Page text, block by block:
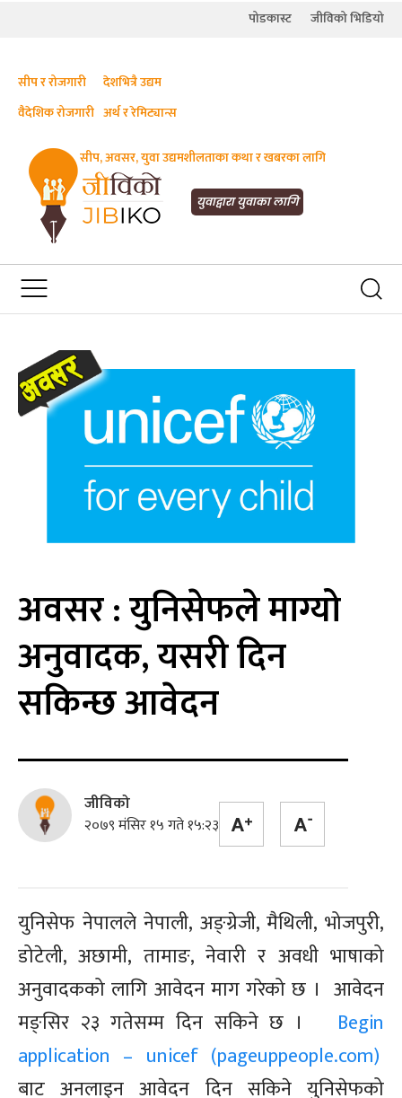
पोडकास्ट जीविको भिडियो
युवाद्वारा युवाका लागि
JIBIKO.COM
तपाईंको जीविकाको साथी
सीप, अवसर, युवा उद्यमशीलताका कथा र खबरका लागि
सीप र रोजगारी
देशभित्रै उद्यम
वैदेशिक रोजगारी अर्थ र रेमिट्यान्स
अवसर : युनिसेफले माग्यो
अनुवादक, यसरी दिन
सकिन्छ आवेदन
जीविको
२०७९ मंसिर १५ गते १५:२३
युनिसेफ नेपालले नेपाली, अङ्ग्रेजी, मैथिली, भोजपुरी,
डोटेली, अछामी, तामाङ, नेवारी र अवधी भाषाको
अनुवादकको लागि आवेदन माग गरेको छ । आवेदन
मङ्सिर २३ गतेसम्म दिन सकिने छ । Begin
application – unicef (pageuppeople.com)
बाट अनलाइन आवेदन दिन सकिने युनिसेफको